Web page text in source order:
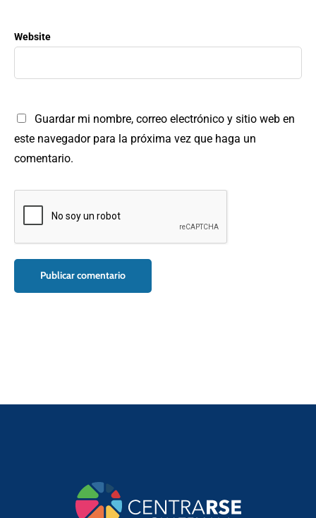
Website
Guardar mi nombre, correo electrónico y sitio web en
este navegador para la próxima vez que haga un
comentario.